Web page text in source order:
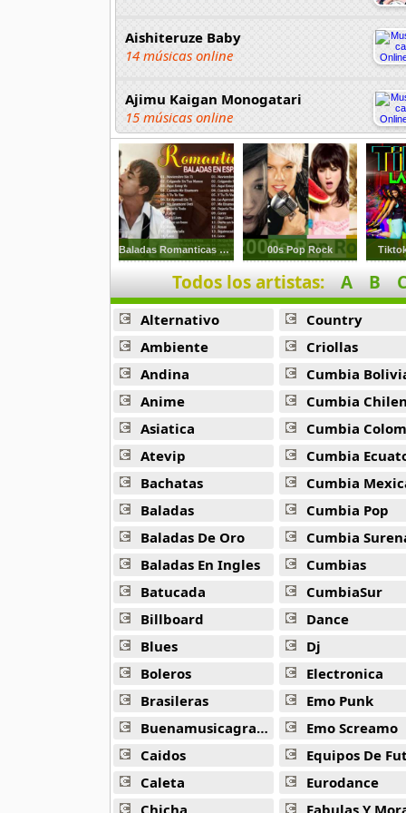
Aishiteruze Baby
14 músicas online
Ajimu Kaigan Monogatari
15 músicas online
Akahori Gedou Hour Rabuge
29 músicas online
Akane Iro Ni Samoru Saka
26 músicas online
Akb0048
6 músicas online
Akikan
15 músicas online
Alejandro Arnais
3 músicas online
Amaenaideyo
26 músicas online
Amagami Ss
50 músicas online
Amatsuki
20 músicas online
Angel Beats
39 músicas online
36 músicas online
Angel Sanctuary
Baladas Romanticas En Espanol De Los 60s 70s 80 00s Pop Rock
Todos los artistas: A B
Alternativo
Ambiente
Andina
Anime
Asiatica
Atevip
Bachatas
Baladas
Baladas De Oro
Baladas En Ingles
Batucada
Billboard
Blues
Boleros
Brasileras
Buenamusicagratis
Caidos
Caleta
Chicha
Country
Criollas
Cumbia
Cumbia
Cumbia
Cumbia
Cumbia
Cumbia Pop
Cumbia
Cumbias
CumbiaSur
Dance
Dj
Electronica
Emo Punk
Emo Screamo
Equipos De
Eurodance
Fabulas Y